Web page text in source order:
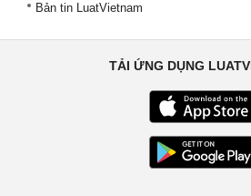
Bản tin LuatVietnam
TẢI ỨNG DỤNG